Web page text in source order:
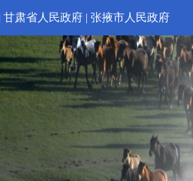
甘肃省人民政府 | 张掖市人民政府